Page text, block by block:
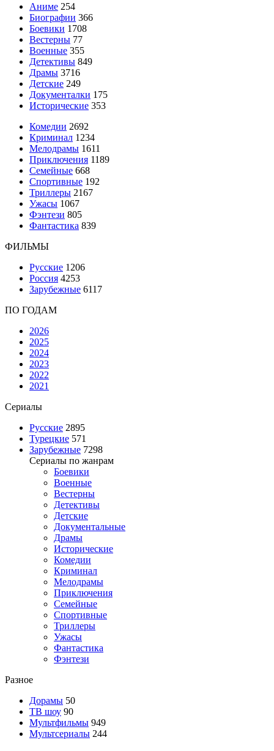
Аниме 254
Биографии 366
Боевики 1708
Вестерны 77
Военные 355
Детективы 849
Драмы 3716
Детские 249
Документалки 175
Исторические 353
Комедии 2692
Криминал 1234
Мелодрамы 1611
Приключения 1189
Семейные 668
Спортивные 192
Триллеры 2167
Ужасы 1067
Фэнтези 805
Фантастика 839
ФИЛЬМЫ
Русские 1206
Россия 4253
Зарубежные 6117
ПО ГОДАМ
2026
2025
2024
2023
2022
2021
Сериалы
Русские 2895
Турецкие 571
Зарубежные 7298
Сериалы по жанрам
Боевики
Военные
Вестерны
Детективы
Детские
Документальные
Драмы
Исторические
Комедии
Криминал
Мелодрамы
Приключения
Семейные
Спортивные
Триллеры
Ужасы
Фантастика
Фэнтези
Разное
Дорамы 50
ТВ шоу 90
Мультфильмы 949
Мультсериалы 244